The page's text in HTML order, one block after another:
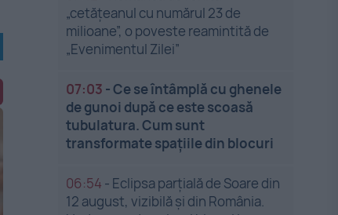
„cetățeanul cu numărul 23 de
milioane”, o poveste reamintită de
„Evenimentul Zilei”
07:03 -Ce se întâmplă cu ghenele
de gunoi după ce este scoasă
tubulatura. Cum sunt
transformate spațiile din blocuri
06:54 - Eclipsa parțială de Soare din
12 august, vizibilă și din România.